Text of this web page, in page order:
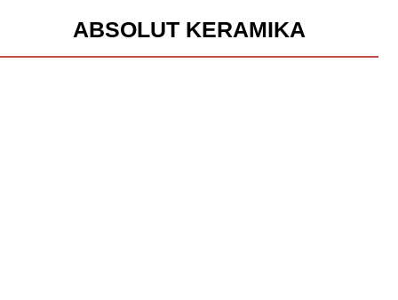
ABSOLUT KERAMIKA